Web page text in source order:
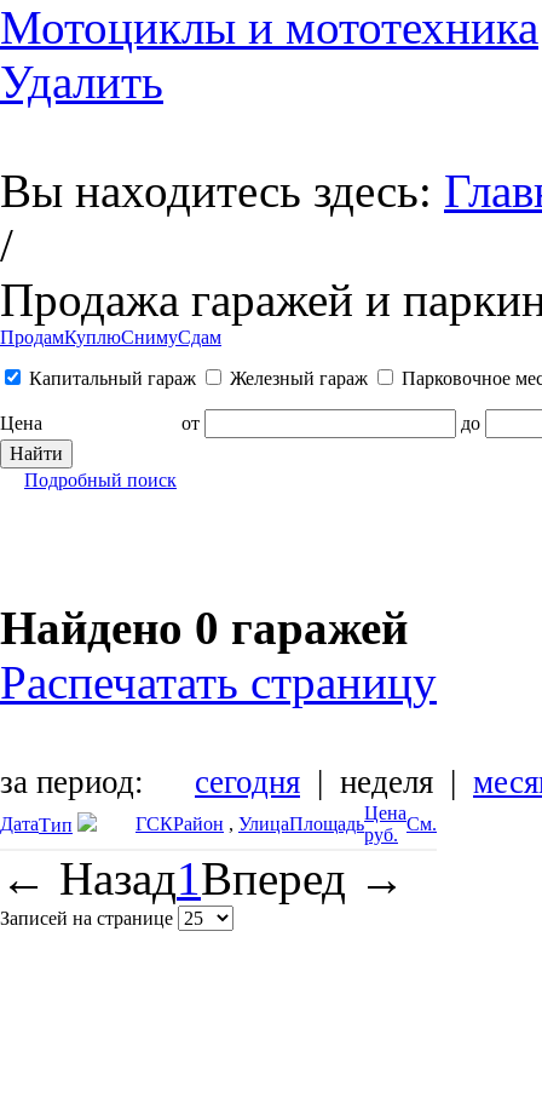
Мотоциклы и мототехника
Удалить
Вы находитесь здесь:
/
Продажа гаражей и
ПродамКуплюСнимуСдам
Капитальный гараж
Железный гараж Парковочное
Цена от до
Подробный поиск
Найдено 0 гаражей
Распечатать страницу
за период: сегодня | неделя |
ДатаТип ГСКРайон , УлицаПлощадь
Цена
руб.
См.
← Назад1Вперед →
Записей на странице